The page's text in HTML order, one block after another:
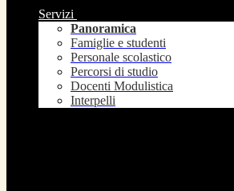
Servizi
Panoramica
Famiglie e studenti
Personale scolastico
Percorsi di studio
Docenti Modulistica
Interpelli